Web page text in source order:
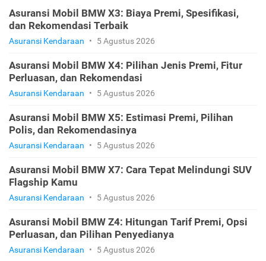
Asuransi Mobil BMW X3: Biaya Premi, Spesifikasi,
dan Rekomendasi Terbaik
Asuransi Kendaraan • 5 Agustus 2026
Asuransi Mobil BMW X4: Pilihan Jenis Premi, Fitur
Perluasan, dan Rekomendasi
Asuransi Kendaraan • 5 Agustus 2026
Asuransi Mobil BMW X5: Estimasi Premi, Pilihan
Polis, dan Rekomendasinya
Asuransi Kendaraan • 5 Agustus 2026
Asuransi Mobil BMW X7: Cara Tepat Melindungi SUV
Flagship Kamu
Asuransi Kendaraan • 5 Agustus 2026
Asuransi Mobil BMW Z4: Hitungan Tarif Premi, Opsi
Perluasan, dan Pilihan Penyedianya
Asuransi Kendaraan • 5 Agustus 2026